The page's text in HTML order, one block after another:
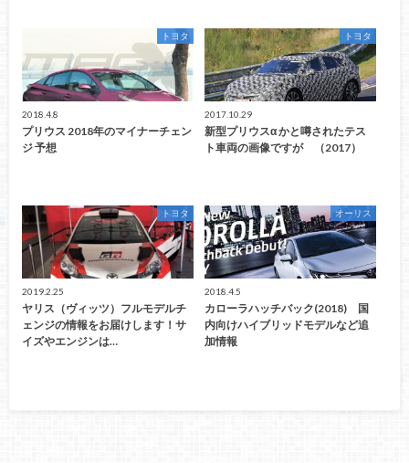
トヨタ
2018.4.8
プリウス 2018年のマイナーチェン
ジ 予想
トヨタ
2017.10.29
新型プリウスα かと噂されたテス
ト車両の画像ですが （2017）
トヨタ
2019.2.25
ヤリス（ヴィッツ）フルモデルチ
ェンジの情報をお届けします！サ
イズやエンジンは…
オーリス
2018.4.5
カローラハッチバック(2018) 国
内向けハイブリッドモデルなど追
加情報